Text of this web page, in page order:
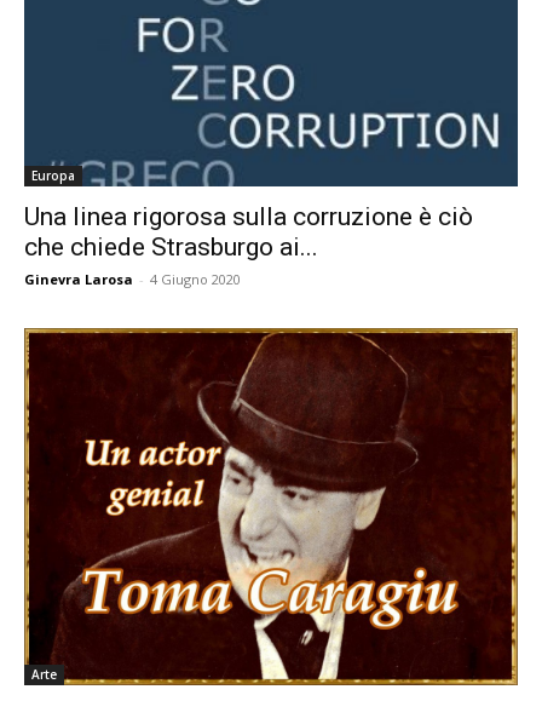
Europa
Una linea rigorosa sulla corruzione è ciò
che chiede Strasburgo ai...
Ginevra Larosa - 4 Giugno 2020
Arte